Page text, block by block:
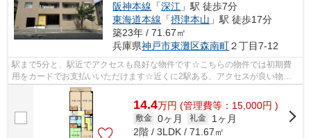
阪神本線 「深江 」駅 徒歩7分
東海道本線 「摂津本山 」駅 徒歩17分
築23年 / 71.67㎡
兵庫県神戸市東灘区森南町２丁目7-12
駅まで5分と、駅近でアクセスも良好な物件です☆こちらの物件では初期費
用をカードでお支払いいただけます☆近くに2駅ある、アクセスが良い物件
です☆一人で防犯するより防犯強化地域は不...
14.4万円 (管理費等：15,000円 )
敷金 0ヶ月 礼金
1ヶ月
2階 / 3LDK / 71.67㎡